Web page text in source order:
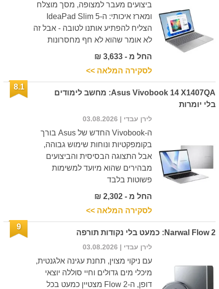
ביצועים מעבר למצופה, מסך מוצלח
ומארז איכותי: ה-IdeaPad Slim 5
הצליח להפתיע אותנו לטובה - אבל זה
לא אומר שהוא לא חף מחסרונות
החל מ - 3,633 ₪
לסקירה המלאה >>
Asus Vivobook 14 X1407QA: מחשב לימודים
בלי יומרות
8.1
לירן עבדי | 03.08.2026
ה-Vivobook החדש של Asus בורך
בקומפקטיות ונוחות שימוש גבוהה,
אבל התצוגה הבסיסית והביצועים
מבהירים שהוא מיועד למשימות
פשוטות בלבד
החל מ - 2,302 ₪
לסקירה המלאה >>
Narwal Flow 2: כמעט בלי נקודות תורפה
9
לירן עבדי | 03.08.2026
עם ניקוי מצוין, תחנת עגינה אלגנטית,
מיכלי מים גדולים וחיי סוללה יוצאי
דופן, ה-Flow 2 מצטיין כמעט בכל